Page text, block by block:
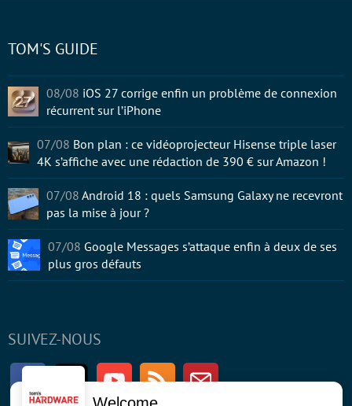
SUIVEZ-NOUS
FacebookTwitter Youtube RSS Newsletter
TOM'S GUIDE
08/08 iOS 27 corrige enfin un problème de connexion
récurrent sur l’iPhone
07/08 Bon plan : ce vidéoprojecteur Hisense triple laser
4K s’affiche avec une rédaction de 390 € sur Amazon !
07/08 Android 18 : quels Samsung Galaxy ne recevront
pas la mise à jour ?
07/08 Google Messages s’attaque enfin à deux de ses
plus gros défauts
Welcome